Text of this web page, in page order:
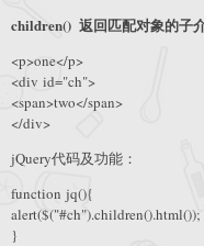
children() 返回匹配对象的子
<p>one</p>
<div id="ch">
<span>two</span>
</div>
jQuery代码及功能：
function jq(){
alert($("#ch").children().html());
}